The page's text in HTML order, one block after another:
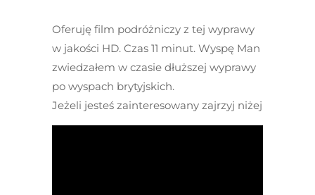
Oferuję film podróżniczy z tej wyprawy
w jakości HD. Czas 11 minut. Wyspę Man
zwiedzałem w czasie dłuższej wyprawy
po wyspach brytyjskich.
Jeżeli jesteś zainteresowany zajrzyj niżej